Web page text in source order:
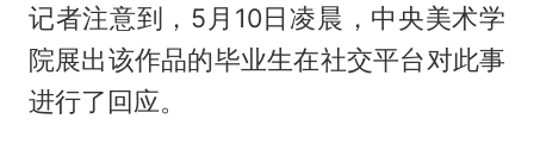
记者注意到，5月10日凌晨，中央美术学
院展出该作品的毕业生在社交平台对此事
进行了回应。